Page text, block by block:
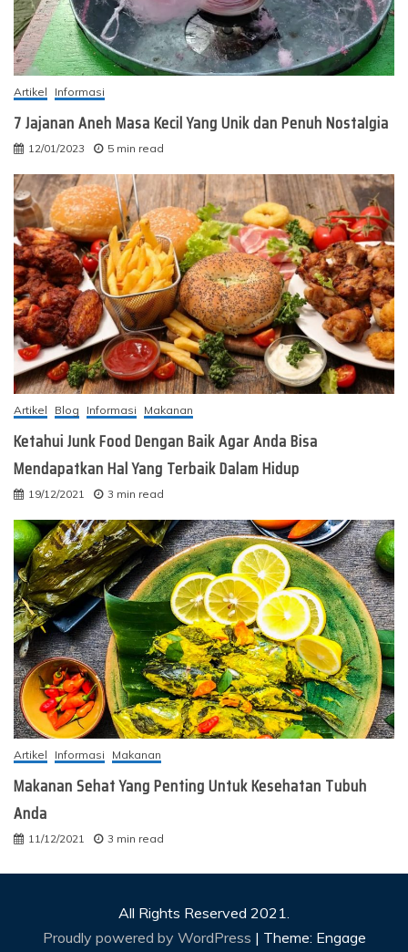
Artikel Informasi
7 Jajanan Aneh Masa Kecil Yang Unik dan Penuh Nostalgia
12/01/2023 5 min read
Artikel Blog Informasi Makanan
Ketahui Junk Food Dengan Baik Agar Anda Bisa
Mendapatkan Hal Yang Terbaik Dalam Hidup
19/12/2021 3 min read
Artikel Informasi Makanan
Makanan Sehat Yang Penting Untuk Kesehatan Tubuh
Anda
11/12/2021 3 min read
All Rights Reserved 2021.
Proudly powered by WordPress | Theme: Engage